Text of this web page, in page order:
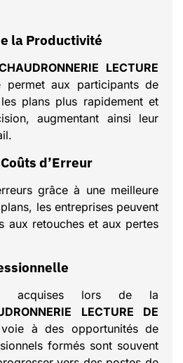
la Productivité
LECTURE
aux participants de
plans plus rapidement et
augmentant ainsi leur
Coûts d’Erreur
grâce à une meilleure
les entreprises peuvent
aux retouches et aux pertes
acquises lors de la
LECTURE DE
à des opportunités de
formés sont souvent